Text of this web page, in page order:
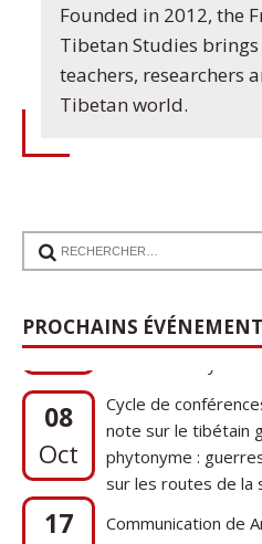
Founded in 2012, the
Tibetan Studies
teachers, researchers
Tibetan world.
PROCHAINS
Sep
1920s Tibet to
Tibetan Family
08
Oct
note sur le tibétain
phytonyme :
sur les routes de la
17
1920s Tibet to